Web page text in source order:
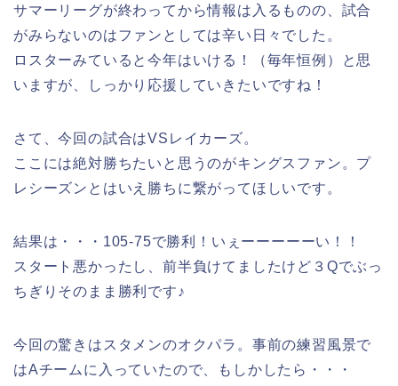
サマーリーグが終わってから情報は入るものの、試合
がみらないのはファンとしては辛い日々でした。
ロスターみていると今年はいける！（毎年恒例）と思
いますが、しっかり応援していきたいですね！
さて、今回の試合はVSレイカーズ。
ここには絶対勝ちたいと思うのがキングスファン。プ
レシーズンとはいえ勝ちに繋がってほしいです。
結果は・・・105-75で勝利！いぇーーーーーい！！
スタート悪かったし、前半負けてましたけど３Qでぶっ
ちぎりそのまま勝利です♪
今回の驚きはスタメンのオクパラ。事前の練習風景で
はAチームに入っていたので、もしかしたら・・・